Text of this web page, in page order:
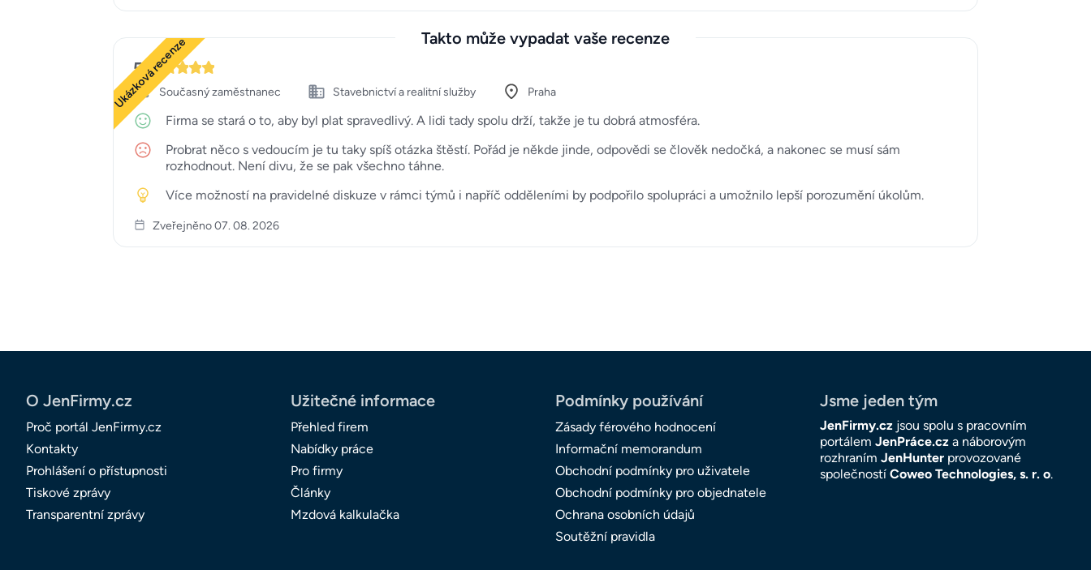
Takto může vypadat vaše recenze
Ukázková recenze
5
Současný zaměstnanec Stavebnictví a realitní služby Praha
Firma se stará o to, aby byl plat spravedlivý. A lidi tady spolu drží, takže je tu dobrá atmosféra.
Probrat něco s vedoucím je tu taky spíš otázka štěstí. Pořád je někde jinde, odpovědi se člověk nedočká, a nakonec se musí sám
rozhodnout. Není divu, že se pak všechno táhne.
Více možností na pravidelné diskuze v rámci týmů i napříč odděleními by podpořilo spolupráci a umožnilo lepší porozumění úkolům.
Zveřejněno 07. 08. 2026
O JenFirmy.cz
Proč portál JenFirmy.cz
Kontakty
Prohlášení o přístupnosti
Tiskové zprávy
Transparentní zprávy
Užitečné informace
Přehled firem
Nabídky práce
Pro firmy
Články
Mzdová kalkulačka
Podmínky používání
Zásady férového hodnocení
Informační memorandum
Obchodní podmínky pro uživatele
Obchodní podmínky pro objednatele
Ochrana osobních údajů
Soutěžní pravidla
Jsme jeden tým
JenFirmy.cz jsou spolu s pracovním
portálem JenPráce.cz a náborovým
rozhraním JenHunter provozované
společností Coweo Technologies, s. r. o.